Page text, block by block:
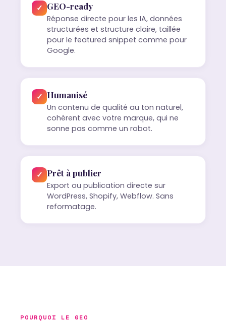
✓ GEO-ready
Réponse directe pour les IA, données
structurées et structure claire, taillée
pour le featured snippet comme pour
Google.
✓ Humanisé
Un contenu de qualité au ton naturel,
cohérent avec votre marque, qui ne
sonne pas comme un robot.
✓ Prêt à publier
Export ou publication directe sur
WordPress, Shopify, Webflow. Sans
reformatage.
POURQUOI LE GEO